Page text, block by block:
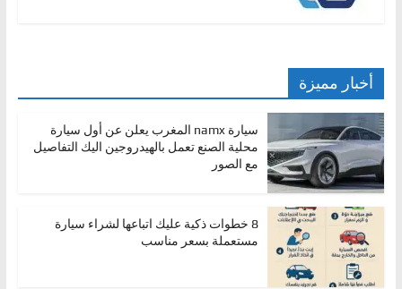
أخبار مميزة
سيارة namx المغرب يعلن عن أول سيارة
محلية الصنع تعمل بالهيدروجين اليك التفاصيل
مع الصور
8 خطوات ذكية عليك اتباعها لشراء سيارة
مستعملة بسعر مناسب